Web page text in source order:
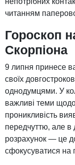
читанням
Гороскоп
Скорпіона
9 липня принесе
своїх
однодумцями. У
важливі теми
проникливість
передчуттю, але в
розрахунок — це
сфокусуватися на